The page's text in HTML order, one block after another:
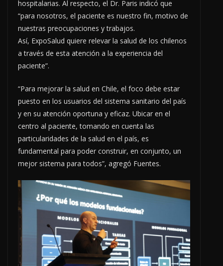
hospitalarias. Al respecto, el Dr. Paris indicó que
“para nosotros, el paciente es nuestro fin, motivo de
nuestras preocupaciones y trabajos.
Así, ExpoSalud quiere relevar la salud de los chilenos
a través de esta atención a la experiencia del
paciente”.
“Para mejorar la salud en Chile, el foco debe estar
puesto en los usuarios del sistema sanitario del país
y en su atención oportuna y eficaz. Ubicar en el
centro al paciente, tomando en cuenta las
particularidades de la salud en el país, es
fundamental para poder construir, en conjunto, un
mejor sistema para todos”, agregó Fuentes.